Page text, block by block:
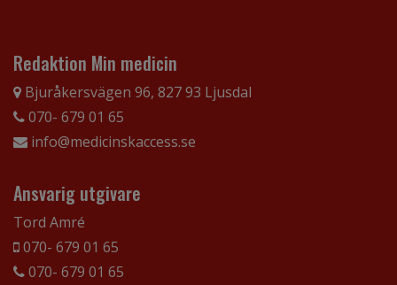
Redaktion Min medicin
Bjuråkersvägen 96, 827 93 Ljusdal
070- 679 01 65
info@medicinskaccess.se
Ansvarig utgivare
Tord Amré
070- 679 01 65
070- 679 01 65